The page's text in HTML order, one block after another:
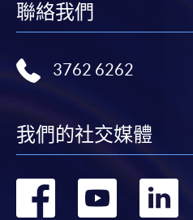
聯絡我們
3762 6262
我們的社交媒體
轉
轉